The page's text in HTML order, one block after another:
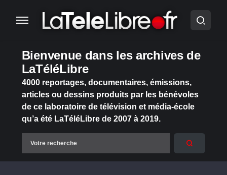
Bienvenue dans les archives de
LaTéléLibre
4000 reportages, documentaires, émissions,
articles ou dessins produits par les bénévoles
de ce laboratoire de télévision et média-école
qu’a été LaTéléLibre de 2007 à 2019.